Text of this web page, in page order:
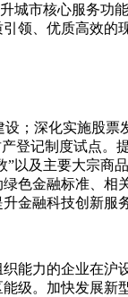
城市核心服务功
领、优质高效的
；深化实施股
登记制度试点。
以及主要大宗商
色金融标准、相
金融科技创新服
能力的企业在沪
级。加快发展